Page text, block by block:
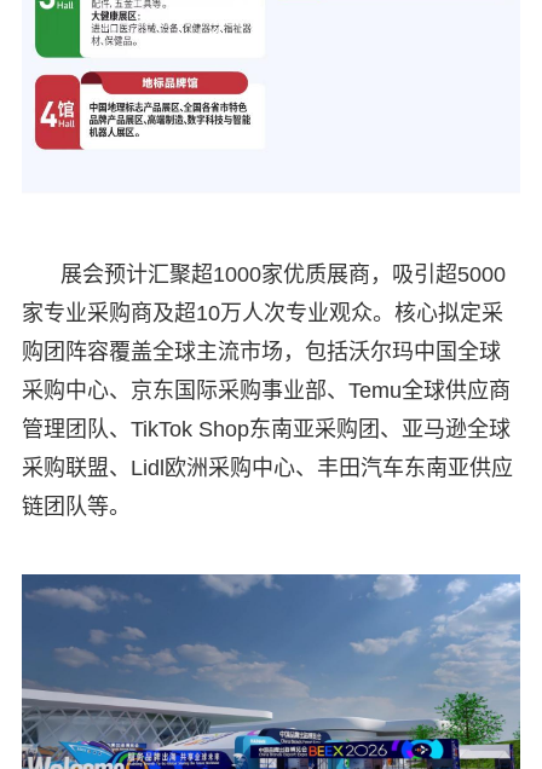
展会预计汇聚超1000家优质展商，吸引超5000
家专业采购商及超10万人次专业观众。核心拟定采
购团阵容覆盖全球主流市场，包括沃尔玛中国全球
采购中心、京东国际采购事业部、Temu全球供应商
管理团队、TikTok Shop东南亚采购团、亚马逊全球
采购联盟、Lidl欧洲采购中心、丰田汽车东南亚供应
链团队等。